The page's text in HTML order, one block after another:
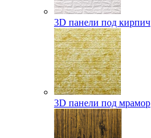
3D панели под кирпич
3D панели под мрамор